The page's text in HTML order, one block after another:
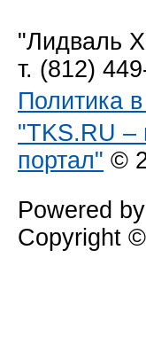
"Лидваль
т. (812)
Политика
"TKS.RU –
портал" ©
Powered
Copyright